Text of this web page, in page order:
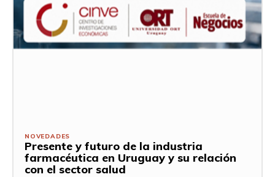
NOVEDADES
Presente y futuro de la industria
farmacéutica en Uruguay y su relación
con el sector salud